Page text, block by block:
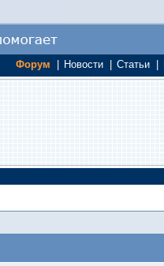
Форум Новости Статьи